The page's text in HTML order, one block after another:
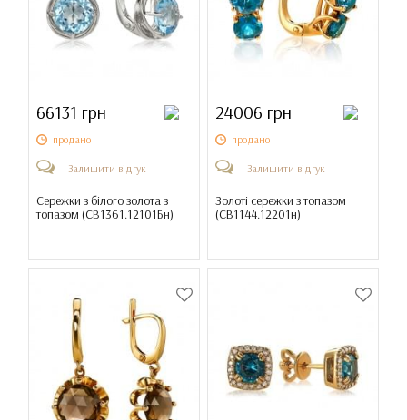
66131 грн
продано
Залишити відгук
Сережки з білого золота з
топазом (СВ1361.12101Бн)
24006 грн
продано
Залишити відгук
Золоті сережки з топазом
(СВ1144.12201н)